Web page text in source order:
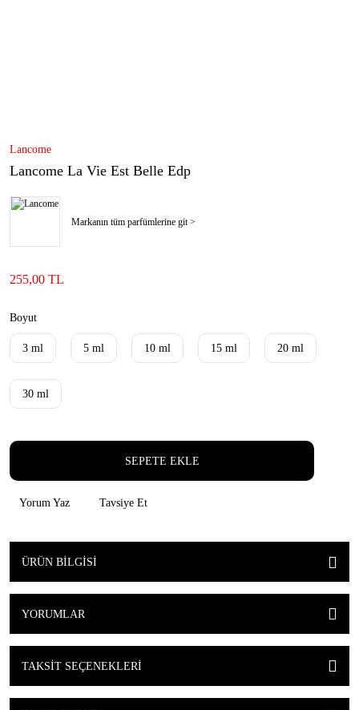
Lancome
Lancome La Vie Est Belle Edp
Markanın tüm parfümlerine git >
255,00 TL
Boyut
3 ml 5 ml 10 ml 15 ml 20 ml
30 ml
SEPETE EKLE
Yorum Yaz Tavsiye Et
ÜRÜN BILGISI
YORUMLAR
TAKSIT SEÇENEKLERI